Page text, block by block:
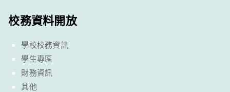
校務資料開放
學校校務資訊
學生專區
財務資訊
其他